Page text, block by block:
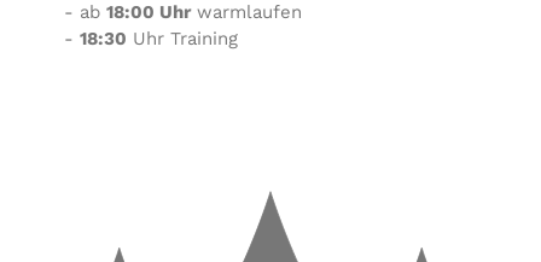
- ab 18:00 Uhrwarmlaufen
- 18:30 Uhr Training